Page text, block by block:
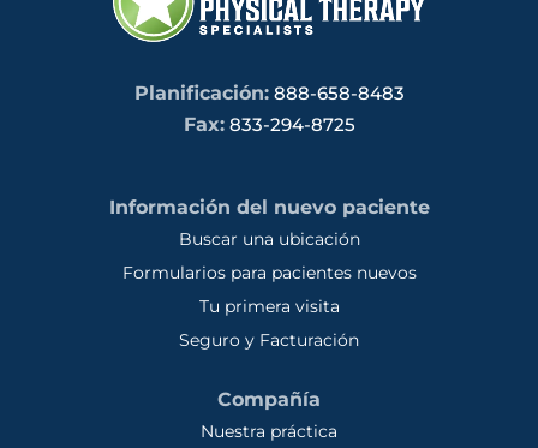
Planificación: 888-658-8483
Fax:833-294-8725
Información del nuevo paciente
Buscar una ubicación
Formularios para pacientes nuevos
Tu primera visita
Seguro y Facturación
Compañía
Nuestra práctica